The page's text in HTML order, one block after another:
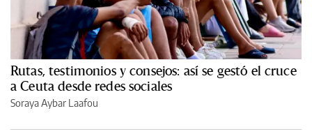
Rutas, testimonios y consejos: así se gestó el cruce
a Ceuta desde redes sociales
Soraya Aybar Laafou